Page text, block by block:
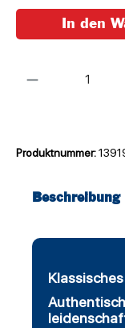
In den
Produktnummer:
Beschreibung